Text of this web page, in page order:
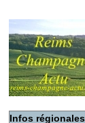
Infos régionales